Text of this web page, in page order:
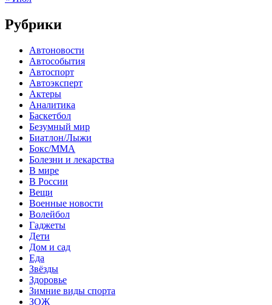
Рубрики
Автоновости
Автособытия
Автоспорт
Автоэксперт
Актеры
Аналитика
Баскетбол
Безумный мир
Биатлон/Лыжи
Бокс/MMA
Болезни и лекарства
В мире
В России
Вещи
Военные новости
Волейбол
Гаджеты
Дети
Дом и сад
Еда
Звёзды
Здоровье
Зимние виды спорта
ЗОЖ